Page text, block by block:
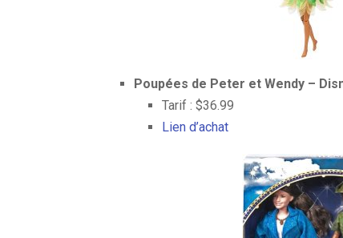
Poupées de Peter et Wendy –
Tarif : $36.99
Lien d’achat